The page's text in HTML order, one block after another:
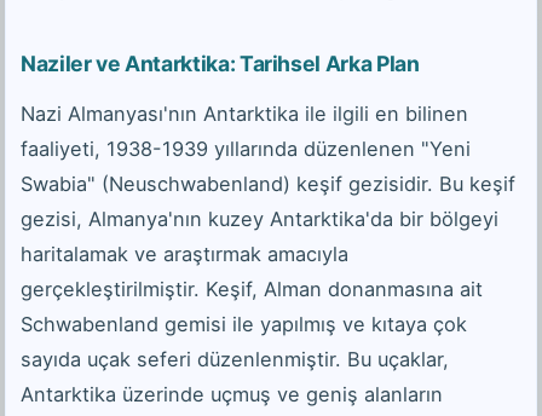
Naziler ve Antarktika: Tarihsel Arka Plan
Nazi Almanyası'nın Antarktika ile ilgili en bilinen
faaliyeti, 1938-1939 yıllarında düzenlenen "Yeni
Swabia" (Neuschwabenland) keşif gezisidir. Bu keşif
gezisi, Almanya'nın kuzey Antarktika'da bir bölgeyi
haritalamak ve araştırmak amacıyla
gerçekleştirilmiştir. Keşif, Alman donanmasına ait
Schwabenland gemisi ile yapılmış ve kıtaya çok
sayıda uçak seferi düzenlenmiştir. Bu uçaklar,
Antarktika üzerinde uçmuş ve geniş alanların